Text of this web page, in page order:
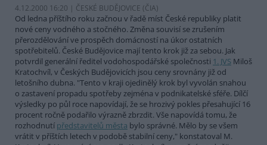
4.12.2000 16:20 | ČESKÉ BUDĚJOVICE (ČIA)
Od ledna příštího roku začnou v řadě míst České republiky platit
nové ceny vodného a stočného. Změna souvisí se zrušením
přerozdělování ve prospěch domácností na úkor ostatních
spotřebitelů. České Budějovice mají tento krok již za sebou. Jak
potvrdil generální ředitel vodohospodářské společnosti 1. JVS Miloš
Kratochvíl, v Českých Budějovicích jsou ceny srovnány již od
letošního dubna. "Tento v kraji ojedinělý krok byl vyvolán snahou
o zastavení propadu spotřeby zejména v podnikatelské sféře. Dílčí
výsledky po půl roce napovídají, že se hrozivý pokles přesahující 16
procent ročně podařilo výrazně zbrzdit. Vše napovídá tomu, že
rozhodnutí představitelů města bylo správné. Mělo by se všem
vrátit v příštích letech v podobě stabilní ceny," konstatoval M.